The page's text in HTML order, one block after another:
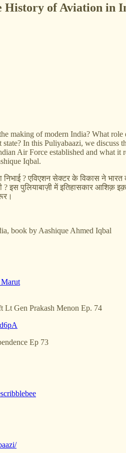
History of Aviation in
making of modern India? What role
state? In this Puliyabaazi, we discuss
Air Force established and what it
Iqbal.
निभाई ? एविएशन सेक्टर के विकास ने
? इस पुलियाबाज़ी में इतिहासकार आशिक़
book by Aashique Ahmed Iqbal
Lt Gen Prakash Menon Ep. 74
Ep 73